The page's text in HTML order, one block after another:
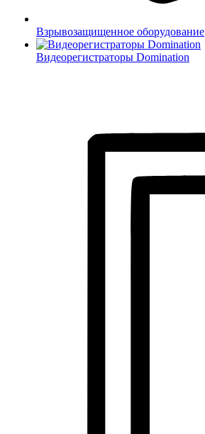
Взрывозащищенное оборудование
Видеорегистраторы Domination